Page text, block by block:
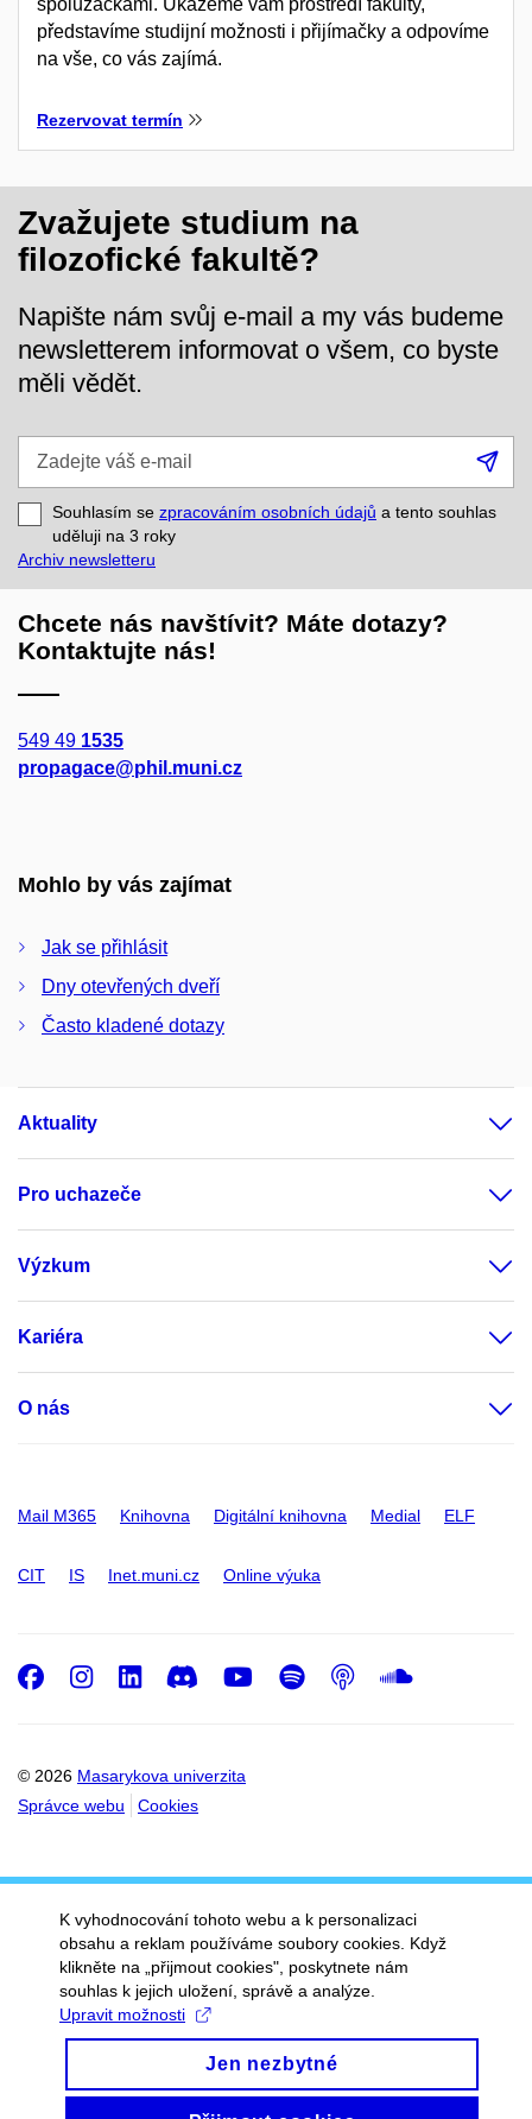
představíme studijní možnosti i přijímačky a odpovíme
na vše, co vás zajímá.
Rezervovat termín
Zvažujete studium na
filozofické fakultě?
Napište nám svůj e-mail a my vás budeme
newsletterem informovat o všem, co byste
měli vědět.
e-
mail
Souhlasím se zpracováním osobních údajů a tento souhlas
uděluji na 3 roky
Archiv newsletteru
Chcete nás navštívit? Máte dotazy?
Kontaktujte nás!
549 49 1535
propagace@phil.muni.cz
Mohlo by vás zajímat
Jak se přihlásit
Dny otevřených dveří
Často kladené dotazy
Aktuality
Pro uchazeče
Výzkum
Kariéra
O nás
Mail M365 Knihovna Digitální knihovna Medial ELF
CIT IS Inet.muni.cz Online výuka
© 2026 Masarykova univerzita
Správce webu
Cookies
Facebook
Instagram
LinkedIn
DiscordYoutube
Spotify
Podcast
K vyhodnocování tohoto webu a k personalizaci
obsahu a reklam používáme soubory cookies. Když
klikněte na „přijmout cookies", poskytnete nám
souhlas k jejich uložení, správě a analýze.
Upravit možnosti
Jen nezbytné